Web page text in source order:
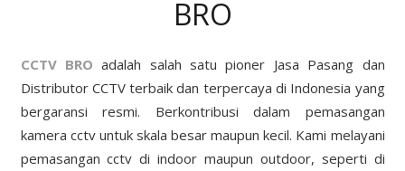
BRO
CCTV BRO adalah salah satu pioner Jasa Pasang dan
Distributor CCTV terbaik dan terpercaya di Indonesia yang
bergaransi resmi. Berkontribusi dalam pemasangan
kamera cctv untuk skala besar maupun kecil. Kami melayani
pemasangan cctv di indoor maupun outdoor, seperti di